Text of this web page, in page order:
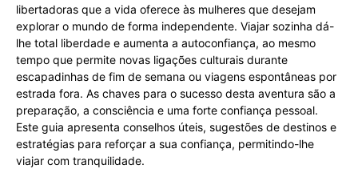
libertadoras que a vida oferece às mulheres que desejam
explorar o mundo de forma independente. Viajar sozinha dá-
lhe total liberdade e aumenta a autoconfiança, ao mesmo
tempo que permite novas ligações culturais durante
escapadinhas de fim de semana ou viagens espontâneas por
estrada fora. As chaves para o sucesso desta aventura são a
preparação, a consciência e uma forte confiança pessoal.
Este guia apresenta conselhos úteis, sugestões de destinos e
estratégias para reforçar a sua confiança, permitindo-lhe
viajar com tranquilidade.